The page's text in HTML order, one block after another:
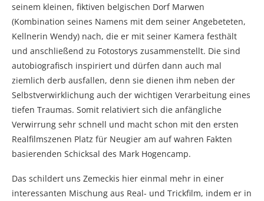
seinem kleinen, fiktiven belgischen Dorf Marwen
(Kombination seines Namens mit dem seiner Angebeteten,
Kellnerin Wendy) nach, die er mit seiner Kamera festhält
und anschließend zu Fotostorys zusammenstellt. Die sind
autobiografisch inspiriert und dürfen dann auch mal
ziemlich derb ausfallen, denn sie dienen ihm neben der
Selbstverwirklichung auch der wichtigen Verarbeitung eines
tiefen Traumas. Somit relativiert sich die anfängliche
Verwirrung sehr schnell und macht schon mit den ersten
Realfilmszenen Platz für Neugier am auf wahren Fakten
basierenden Schicksal des Mark Hogencamp.
Das schildert uns Zemeckis hier einmal mehr in einer
interessanten Mischung aus Real- und Trickfilm, indem er in